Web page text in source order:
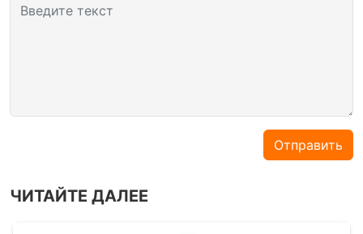
Введите текст
Отправить
ЧИТАЙТЕ ДАЛЕЕ